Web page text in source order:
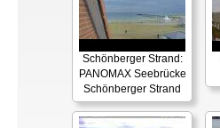
Schönberger Strand:
PANOMAX Seebrücke
Schönberger Strand